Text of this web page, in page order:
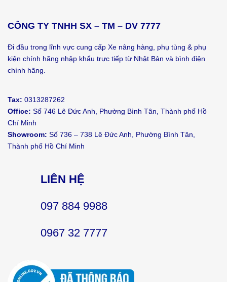
CÔNG TY TNHH SX – TM – DV 7777
Đi đầu trong lĩnh vực cung cấp Xe nâng hàng, phụ tùng & phụ
kiện chính hãng nhập khẩu trực tiếp từ Nhật Bản và bình điện
chính hãng.
Tax: 0313287262
Office: Số 746 Lê Đức Anh, Phường Bình Tân, Thành phố Hồ
Chí Minh
Showroom: Số 736 – 738 Lê Đức Anh, Phường Bình Tân,
Thành phố Hồ Chí Minh
LIÊN HỆ
097 884 9988
0967 32 7777